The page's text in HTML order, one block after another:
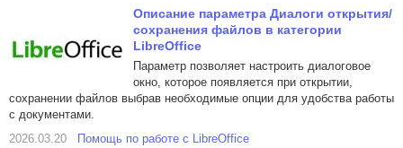
Описание параметра Диалоги открытия/
сохранения файлов в категории
LibreOffice
Параметр позволяет настроить диалоговое
окно, которое появляется при открытии,
сохранении файлов выбрав необходимые опции для удобства работы
с документами.
2026.03.20
Помощь по работе с LibreOffice